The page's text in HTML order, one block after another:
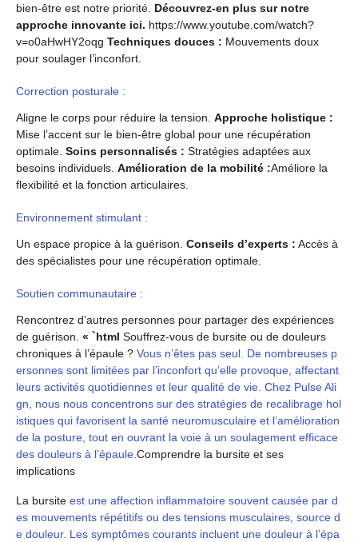
bien-être est notre priorité. Découvrez-en plus sur notre
approche innovante ici. https://www.youtube.com/watch?
v=o0aHwHY2oqg Techniques douces : Mouvements doux
pour soulager l’inconfort.
Correction posturale :
Aligne le corps pour réduire la tension. Approche holistique :
Mise l’accent sur le bien-être global pour une récupération
optimale. Soins personnalisés : Stratégies adaptées aux
besoins individuels. Amélioration de la mobilité :Améliore la
flexibilité et la fonction articulaires.
Environnement stimulant :
Un espace propice à la guérison. Conseils d’experts : Accès à
des spécialistes pour une récupération optimale.
Soutien communautaire :
Rencontrez d’autres personnes pour partager des expériences
de guérison. « `html Souffrez-vous de bursite ou de douleurs
chroniques à l’épaule ? Vous n’êtes pas seul. De nombreuses p
ersonnes sont limitées par l’inconfort qu’elle provoque, affectant
leurs activités quotidiennes et leur qualité de vie. Chez Pulse Ali
gn, nous nous concentrons sur des stratégies de recalibrage hol
istiques qui favorisent la santé neuromusculaire et l’amélioration
de la posture, tout en ouvrant la voie à un soulagement efficace
des douleurs à l’épaule. Comprendre la bursite et ses
implications
La bursite est une affection inflammatoire souvent causée par d
es mouvements répétitifs ou des tensions musculaires, source d
e douleur. Les symptômes courants incluent une douleur à l’épa